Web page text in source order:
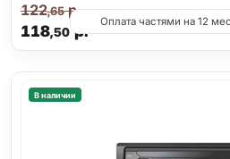
118,50р.
122,65р.
Оплата частями на 12
В наличии